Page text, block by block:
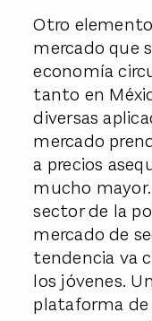
Otro
mercado que
economía
tanto en
diversas
mercado
a precios
mucho
sector de la
mercado de
tendencia va
los jóvenes.
plataforma de